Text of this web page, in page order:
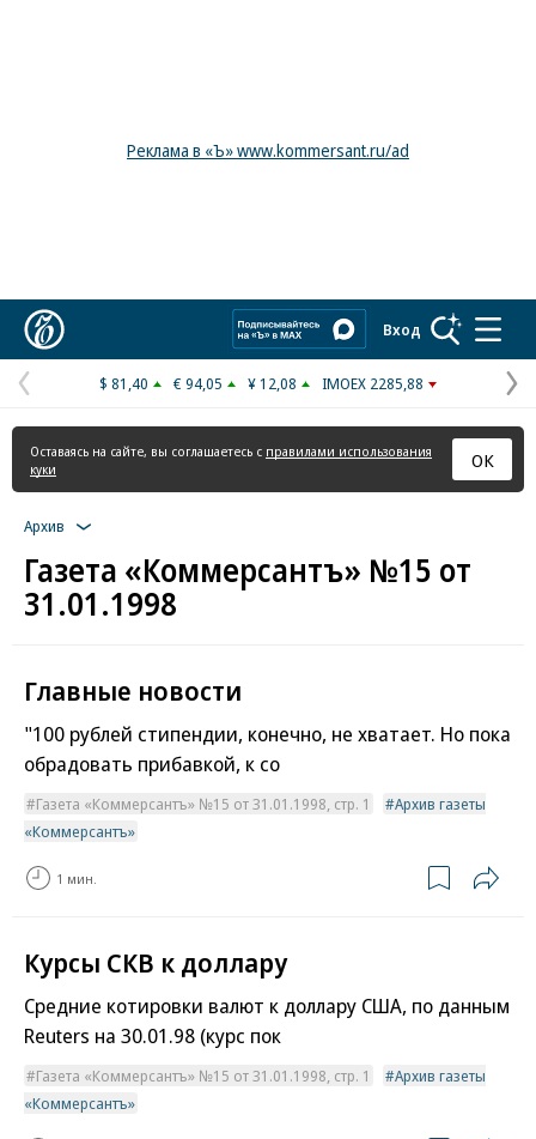
Реклама в «Ъ» www.kommersant.ru/ad
Вход
Предыдущая
страница
$ 81,40 € 94,05 ¥ 12,08 IMOEX 2285,88
Оставаясь на сайте, вы соглашаетесь с правилами использования
куки
ОК
Архив
Газета «Коммерсантъ» №15 от
31.01.1998
Главные новости
"100 рублей стипендии, конечно, не хватает. Но пока
обрадовать прибавкой, к со
Газета «Коммерсантъ» №15 от 31.01.1998, стр. 1
Архив газеты
«Коммерсантъ»
1 мин.
Курсы СКВ к доллару
Средние котировки валют к доллару США, по данным
Reuters на 30.01.98 (курс пок
Газета «Коммерсантъ» №15 от 31.01.1998, стр. 1
Архив газеты
«Коммерсантъ»